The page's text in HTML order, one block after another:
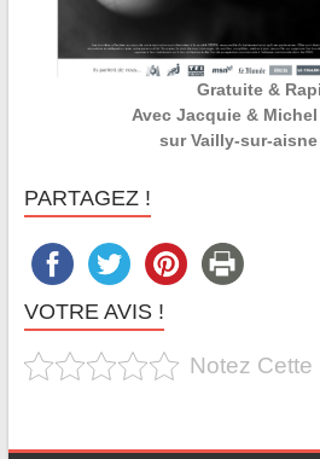
Gratuite &
Avec Jacquie &
sur Vailly-sur-
PARTAGEZ !
VOTRE AVIS !
Notez Cette